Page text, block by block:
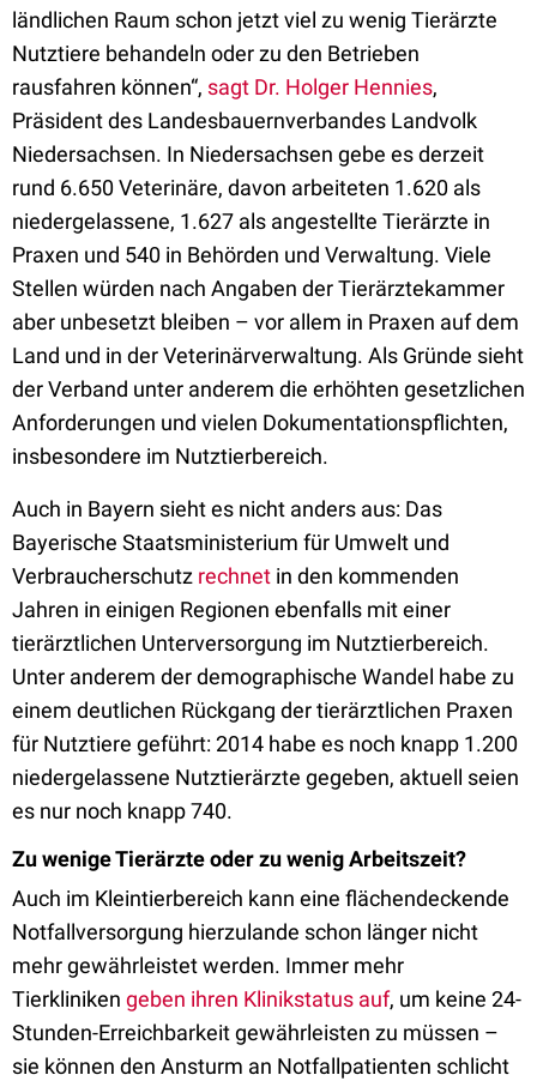
ländlichen Raum schon jetzt viel zu wenig Tierärzte
Nutztiere behandeln oder zu den Betrieben
rausfahren können“, sagt Dr. Holger Hennies,
Präsident des Landesbauernverbandes Landvolk
Niedersachsen. In Niedersachsen gebe es derzeit
rund 6.650 Veterinäre, davon arbeiteten 1.620 als
niedergelassene, 1.627 als angestellte Tierärzte in
Praxen und 540 in Behörden und Verwaltung. Viele
Stellen würden nach Angaben der Tierärztekammer
aber unbesetzt bleiben – vor allem in Praxen auf dem
Land und in der Veterinärverwaltung. Als Gründe sieht
der Verband unter anderem die erhöhten gesetzlichen
Anforderungen und vielen Dokumentationspflichten,
insbesondere im Nutztierbereich.
Auch in Bayern sieht es nicht anders aus: Das
Bayerische Staatsministerium für Umwelt und
Verbraucherschutz rechnet in den kommenden
Jahren in einigen Regionen ebenfalls mit einer
tierärztlichen Unterversorgung im Nutztierbereich.
Unter anderem der demographische Wandel habe zu
einem deutlichen Rückgang der tierärztlichen Praxen
für Nutztiere geführt: 2014 habe es noch knapp 1.200
niedergelassene Nutztierärzte gegeben, aktuell seien
es nur noch knapp 740.
Zu wenige Tierärzte oder zu wenig Arbeitszeit?
Auch im Kleintierbereich kann eine flächendeckende
Notfallversorgung hierzulande schon länger nicht
mehr gewährleistet werden. Immer mehr
Tierkliniken geben ihren Klinikstatus auf, um keine 24-
Stunden-Erreichbarkeit gewährleisten zu müssen –
sie können den Ansturm an Notfallpatienten schlicht